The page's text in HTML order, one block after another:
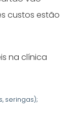
custos estão
na clínica
seringas);